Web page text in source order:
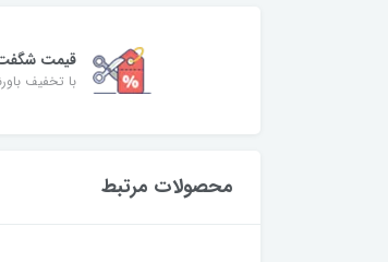
قیمت
با تخفیف
محصولات مرتبط